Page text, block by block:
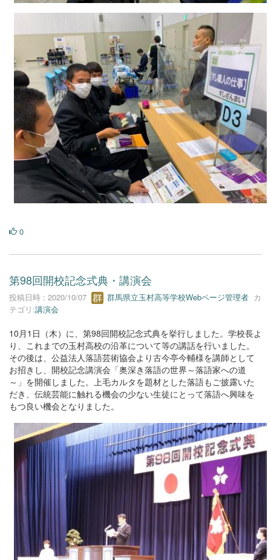
0
第98回開校記念式典・講演会
投稿日時 : 2020/10/07 群馬県立玉村高等学校Webページ管理者 カ
テゴリ:講演会
10月1日（木）に、第98回開校記念式典を挙行しました。学校長よ
り、これまでの玉村高校の沿革について等の講話を行いました。
その後は、公益法人落語芸術協会より古今亭今輔様を講師として
お招きし、開校記念講演会「奥深き落語の世界～落語家への道
～」を開催しました。上毛カルタを題材とした落語もご披露いた
だき、伝統芸能に触れる機会の少ない生徒にとって落語へ興味を
もつ良い機会となりました。